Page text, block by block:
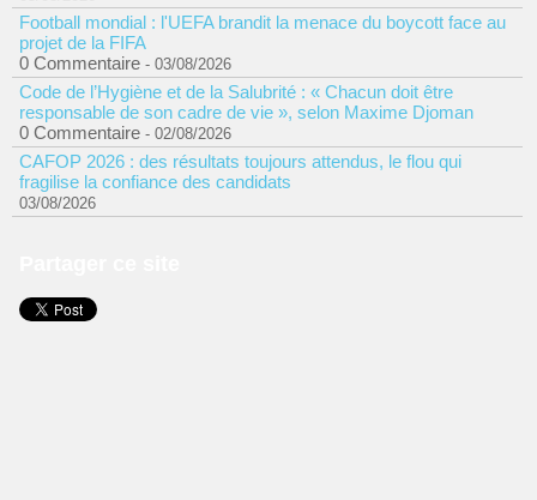
Football mondial : l'UEFA brandit la menace du boycott face au
projet de la FIFA
0 Commentaire - 03/08/2026
Code de l’Hygiène et de la Salubrité : « Chacun doit être
responsable de son cadre de vie », selon Maxime Djoman
0 Commentaire - 02/08/2026
CAFOP 2026 : des résultats toujours attendus, le flou qui
fragilise la confiance des candidats
03/08/2026